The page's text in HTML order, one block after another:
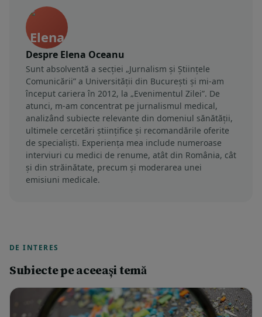
Despre Elena Oceanu
Sunt absolventă a secției „Jurnalism și Științele
Comunicării” a Universității din București și mi-am
început cariera în 2012, la „Evenimentul Zilei”. De
atunci, m-am concentrat pe jurnalismul medical,
analizând subiecte relevante din domeniul sănătății,
ultimele cercetări științifice și recomandările oferite
de specialiști. Experiența mea include numeroase
interviuri cu medici de renume, atât din România, cât
și din străinătate, precum și moderarea unei
emisiuni medicale.
DE INTERES
Subiecte pe aceeași temă